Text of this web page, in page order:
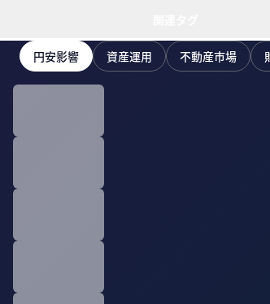
円安影響 資産運用 不動産市場